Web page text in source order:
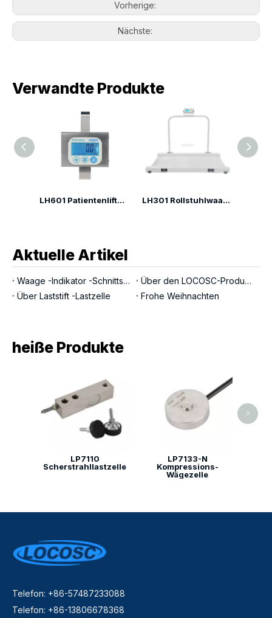
Vorherige:
Nächste:
Verwandte Produkte
LH601 Patientenliftwaage LH301 Rollstuhlwaage
Aktuelle Artikel
Waage -Indikator -Schnittstellen
Über den LOCOSC-Produktionsprozess für Waagen, Wägezellen und Indikatoren
Über Laststift -Lastzelle
Frohe Weihnachten
heiße Produkte
LP7110
Scherstrahllastzelle
LP7133-N
Kompressions-
Wägezelle
>
Telefon: +86-57487233088
Telefon: +86-13806678368